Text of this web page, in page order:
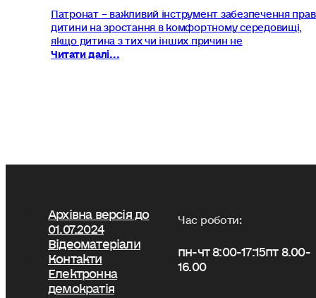
Патронат – важливий інструмент забезпечення
дитини на зростання в комфортному середовищі,
якщо дитина з тих чи інших причин не
Читати далі...
Архівна версія до
01.07.2024
Відеоматеріали
Контакти
Електронна
демократія
Час роботи:
пн-чт 8:00-17:15пт 8.00-
16.00